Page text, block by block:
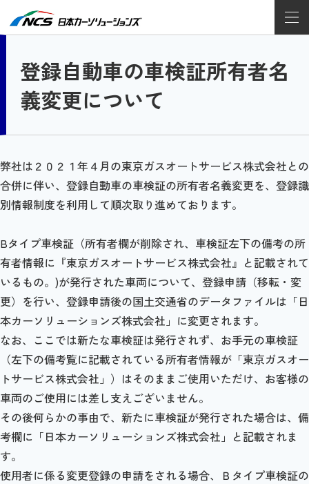
登録自動車の車検証所有者名
義変更について
弊社は２０２１年４月の東京ガスオートサービス株式会社との
合併に伴い、登録自動車の車検証の所有者名義変更を、登録識
別情報制度を利用して順次取り進めております。
Bタイプ車検証（所有者欄が削除され、車検証左下の備考の所
有者情報に『東京ガスオートサービス株式会社』と記載されて
いるもの。)が発行された車両について、登録申請（移転・変
更）を行い、登録申請後の国土交通省のデータファイルは「日
本カーソリューションズ株式会社」に変更されます。
なお、ここでは新たな車検証は発行されず、お手元の車検証
（左下の備考覧に記載されている所有者情報が「東京ガスオー
トサービス株式会社」）はそのままご使用いただけ、お客様の
車両のご使用には差し支えございません。
その後何らかの事由で、新たに車検証が発行された場合は、備
考欄に「日本カーソリューションズ株式会社」と記載されま
す。
使用者に係る変更登録の申請をされる場合、Ｂタイプ車検証の